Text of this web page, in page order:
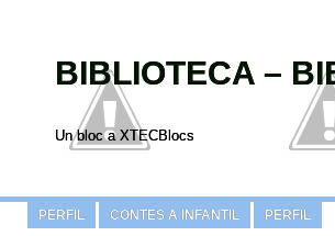
BIBLIOTECA –
Un bloc a XTECBlocs
PERFIL CONTES A INFANTIL PERFIL